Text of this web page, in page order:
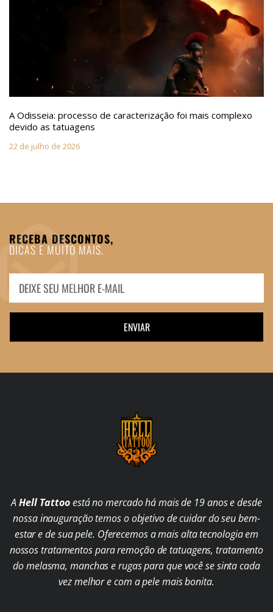
A Odisseia: processo de caracterização foi mais complexo
devido as tatuagens
22 de julho de 2026
RECEBA DESCONTOS,
DICAS E MUITO MAIS.
ENVIAR
AHell Tattooestá no mercado há mais de 19 anos e desde
nossa inauguração temos o objetivo de cuidar do seu bem-
estar e de sua pele. Oferecemos a mais alta tecnologia em
nossos tratamentos para remoção de tatuagens, tratamento
do melasma, manchas e rugas para que você se sinta cada
vez melhor e com a pele mais bonita.